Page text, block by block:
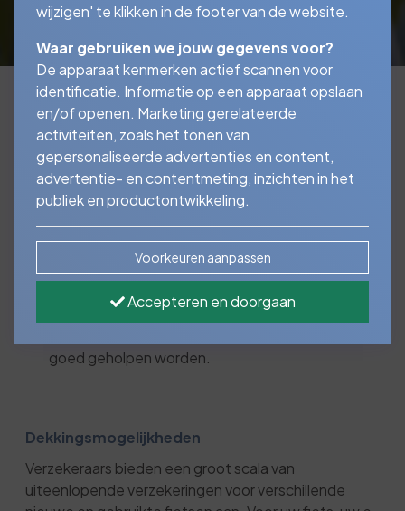
Fietstochten voor uw
plezier of woon-
werkverkeer
Uw fiets brengt u waar u heen wilt en wanneer
u dat wilt. Vrijheid verzekerd! Helaas is schade
of diefstal van uw E-bike niet altijd te
goed geholpen worden.
Dekkingsmogelijkheden
Verzekeraars bieden een groot scala van
uiteenlopende verzekeringen voor verschillende
wijzigen' te klikken in de footer van de website.
Waar gebruiken we jouw gegevens voor?
De apparaat kenmerken actief scannen voor
identificatie. Informatie op een apparaat opslaan
en/of openen. Marketing gerelateerde
activiteiten, zoals het tonen van
gepersonaliseerde advertenties en content,
advertentie- en contentmeting, inzichten in het
publiek en productontwikkeling.
Voorkeuren aanpassen
Accepteren en doorgaan